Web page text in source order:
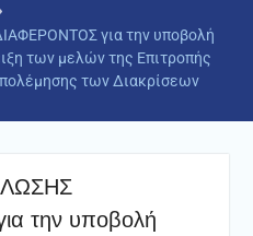
για την υποβολή
των μελών της Επιτροπής
των Διακρίσεων
την υποβολή